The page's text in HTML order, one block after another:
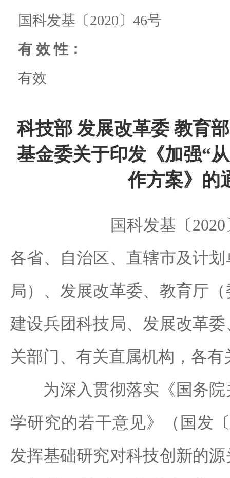
国科发基〔2020〕46号
有 效 性：
有效
科技部 发展改革委 教育
基金委关于印发《加强“
作方案》的
国科发基〔
各省、自治区、直辖市及计
局）、发展改革委、教育厅
建设兵团科技局、发展改革
关部门、有关直属机构，各有
为深入贯彻落实《国务院
学研究的若干意见》（国发
发挥基础研究对科技创新的